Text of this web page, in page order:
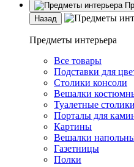
Назад
Предметы интерьера
Все товары
Подставки для
Столики консоли
Вешалки
Туалетные столики
Порталы для
Картины
Вешалки
Газетницы
Полки